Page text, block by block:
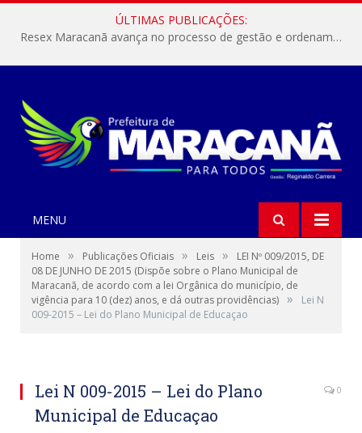
ÚLTIMAS PUBLICAÇÕES:
Resex Maracanã avança no processo de gestão e ordenamento do turismo em nossas áreas protegidas.
MENU
Home » Publicações Oficiais » Leis »
LEI Nº 009/2015, DE
08 DE JUNHO DE 2015 (Dispõe sobre o Plano Municipal de
Maracanã, de acordo com a lei Orgânica do município, de
vigência para 10 (dez) anos, e dá outras providências) »
Lei N
009-2015 – Lei do Plano Municipal de Educaçao
Lei N 009-2015 – Lei do Plano
Municipal de Educaçao
0